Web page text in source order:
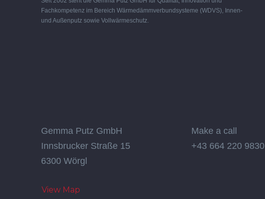
Fachkompetenz im Bereich Wärmedämmverbundsysteme (WDVS), Innen-
und Außenputz sowie Vollwärmeschutz.
Gemma Putz GmbH
Innsbrucker Straße 15
6300 Wörgl
View Map
Make a call
+43 664 220 9830